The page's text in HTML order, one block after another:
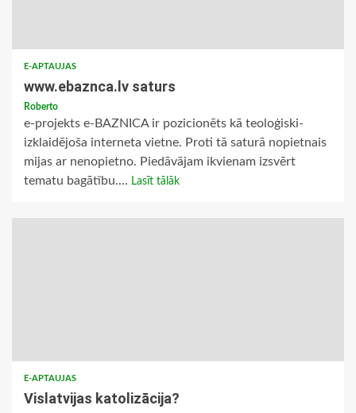
E-APTAUJAS
www.ebaznca.lv saturs
Roberto
e-projekts e-BAZNICA ir pozicionēts kā teoloģiski-
izklaidējoša interneta vietne. Proti tā saturā nopietnais
mijas ar nenopietno. Piedāvājam ikvienam izsvērt
tematu bagātību.... Lasīt tālāk
E-APTAUJAS
Vislatvijas katolizācija?